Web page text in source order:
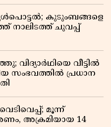
കുടുംബങ്ങളെ
നാലിടത്ത് ചുവപ്പ്
വിദ്യാർഥിയെ വീട്ടിൽ
സംഭവത്തിൽ പ്രധാന
മൂന്ന്
അക്രമിയായ 14